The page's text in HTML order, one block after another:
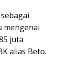
mengenai
juta
alias Beto.